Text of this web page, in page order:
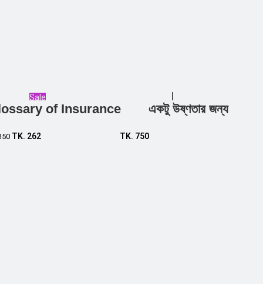
Sale
of Insurance
TK. 262
Add to cart
একটু উষ্ণতার জন্য
TK. 750